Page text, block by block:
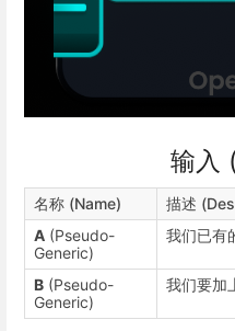
输入
名称 (Name)
描述
A (Pseudo-
Generic)
我们已有
B (Pseudo-
Generic)
我们要加